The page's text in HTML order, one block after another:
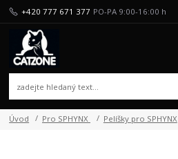
+420 777 671 377 PO-PA 9:00-16:00 h
Úvod Pro SPHYNX Pelíšky pro SPHYNX